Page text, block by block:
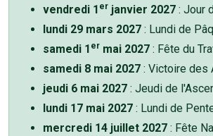
vendredi 1 er janvier 2027 : Jour
lundi 29 mars 2027 : Lundi de
samedi 1 er mai 2027 : Fête du
samedi 8 mai 2027 : Victoire des
jeudi 6 mai 2027 : Jeudi de
lundi 17 mai 2027 : Lundi de
mercredi 14 juillet 2027 : Fête